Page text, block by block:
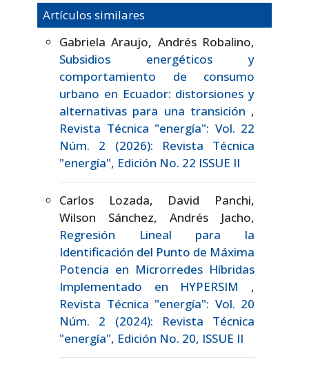
Artículos similares
Gabriela Araujo, Andrés Robalino,
Subsidios energéticos y
comportamiento de consumo
urbano en Ecuador: distorsiones y
alternativas para una transición ,
Revista Técnica "energía": Vol. 22
Núm. 2 (2026): Revista Técnica
"energía", Edición No. 22 ISSUE II
Carlos Lozada, David Panchi,
Wilson Sánchez, Andrés Jacho,
Regresión Lineal para la
Identificación del Punto de Máxima
Potencia en Microrredes Híbridas
Implementado en HYPERSIM ,
Revista Técnica "energía": Vol. 20
Núm. 2 (2024): Revista Técnica
"energía", Edición No. 20, ISSUE II